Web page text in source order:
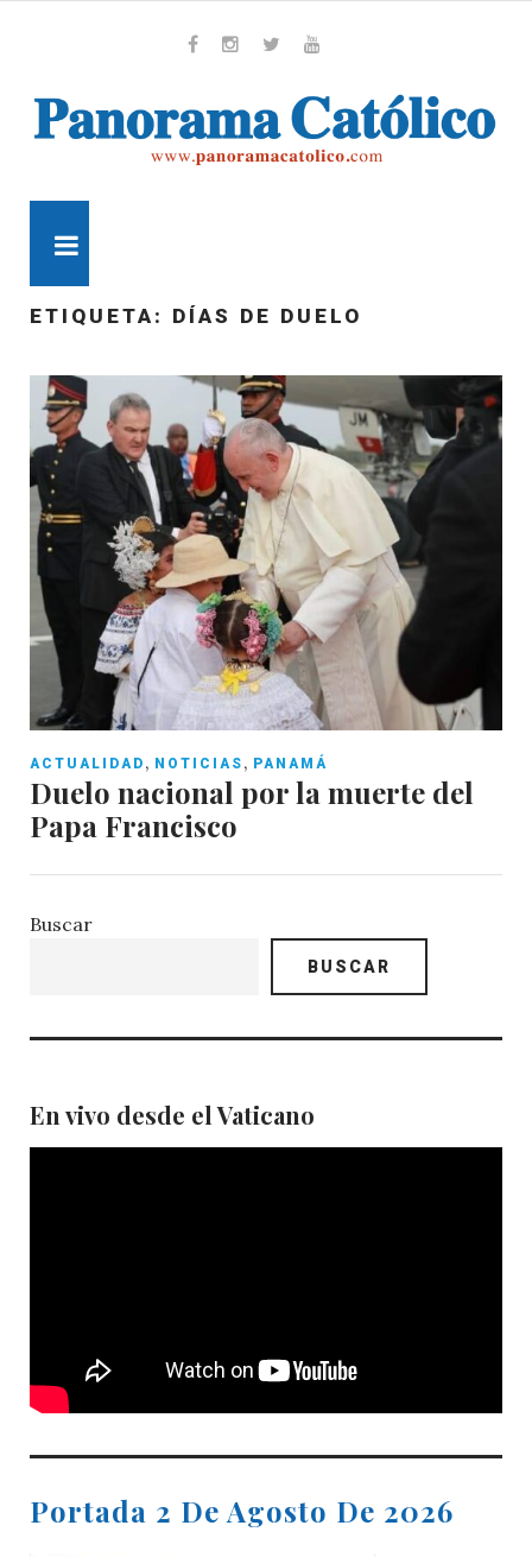
ETIQUETA: DÍAS DE DUELO
ACTUALIDAD , NOTICIAS , PANAMÁ
Duelo nacional por la muerte del
Papa Francisco
Buscar
BUSCAR
En vivo desde el Vaticano
Portada 2 De Agosto De 2026